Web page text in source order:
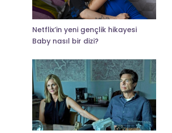
Netflix’in yeni gençlik hikayesi
Baby nasıl bir dizi?